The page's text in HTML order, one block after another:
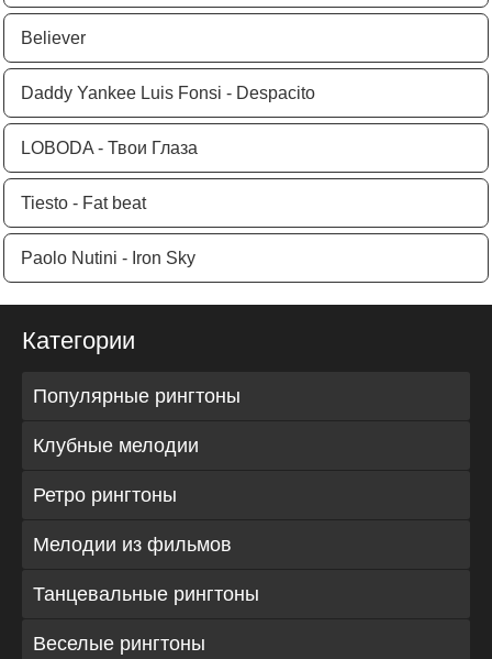
Believer
Daddy Yankee Luis Fonsi - Despacito
LOBODA - Твои Глаза
Tiesto - Fat beat
Paolo Nutini - Iron Sky
Категории
Популярные рингтоны
Клубные мелодии
Ретро рингтоны
Мелодии из фильмов
Танцевальные рингтоны
Веселые рингтоны